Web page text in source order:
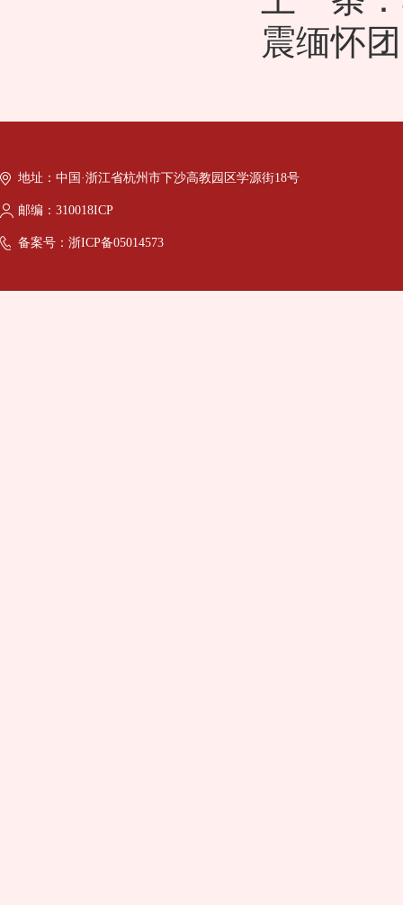
震缅怀
地址：中国·浙江省杭州市下沙高教园区学源街18号
邮编：310018ICP
备案号：浙ICP备05014573